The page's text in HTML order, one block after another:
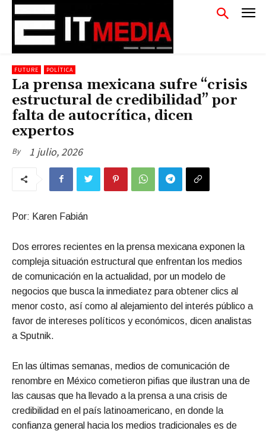
FUTURE POLÍTICA
La prensa mexicana sufre “crisis
estructural de credibilidad” por
falta de autocrítica, dicen
expertos
By 1 julio, 2026
Por: Karen Fabián
Dos errores recientes en la prensa mexicana exponen la
compleja situación estructural que enfrentan los medios
de comunicación en la actualidad, por un modelo de
negocios que busca la inmediatez para obtener clics al
menor costo, así como al alejamiento del interés público a
favor de intereses políticos y económicos, dicen analistas
a Sputnik.
En las últimas semanas, medios de comunicación de
renombre en México cometieron pifias que ilustran una de
las causas que ha llevado a la prensa a una crisis de
credibilidad en el país latinoamericano, en donde la
confianza general hacia los medios tradicionales es de